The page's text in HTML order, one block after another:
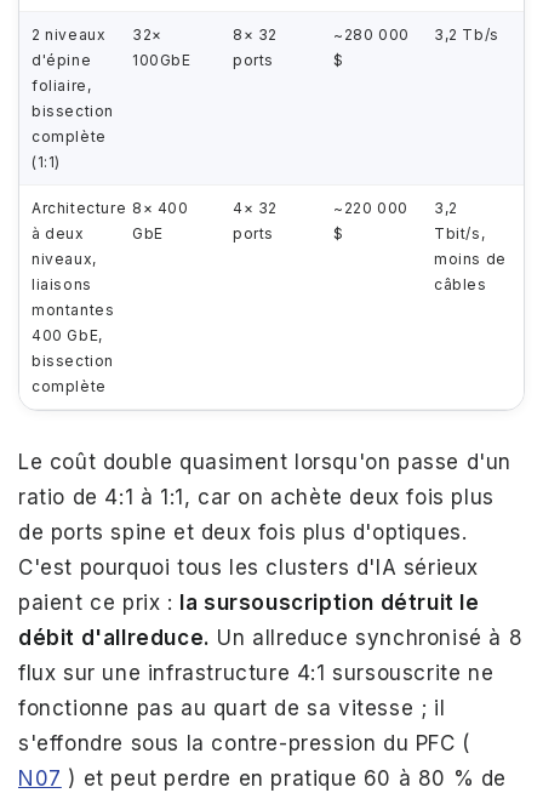
2 niveaux
d'épine
foliaire,
bissection
complète
(1:1)
32×
100GbE
8× 32
ports
~280 000
$
3,2 Tb/s
Architecture
à deux
niveaux,
liaisons
montantes
400 GbE,
bissection
complète
8× 400
GbE
4× 32
ports
~220 000
$
3,2
Tbit/s,
moins de
câbles
Le coût double quasiment lorsqu'on passe d'un
ratio de 4:1 à 1:1, car on achète deux fois plus
de ports spine et deux fois plus d'optiques.
C'est pourquoi tous les clusters d'IA sérieux
paient ce prix :
la sursouscription détruit le
débit d'allreduce. Un allreduce synchronisé à 8
flux sur une infrastructure 4:1 sursouscrite ne
fonctionne pas au quart de sa vitesse ; il
s'effondre sous la contre-pression du PFC (
N07 ) et peut perdre en pratique 60 à 80 % de